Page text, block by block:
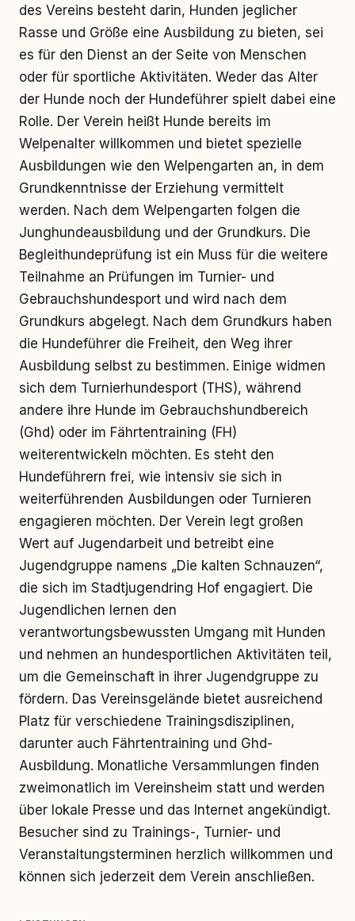
des Vereins besteht darin, Hunden jeglicher
Rasse und Größe eine Ausbildung zu bieten, sei
es für den Dienst an der Seite von Menschen
oder für sportliche Aktivitäten. Weder das Alter
der Hunde noch der Hundeführer spielt dabei eine
Rolle. Der Verein heißt Hunde bereits im
Welpenalter willkommen und bietet spezielle
Ausbildungen wie den Welpengarten an, in dem
Grundkenntnisse der Erziehung vermittelt
werden. Nach dem Welpengarten folgen die
Junghundeausbildung und der Grundkurs. Die
Begleithundeprüfung ist ein Muss für die weitere
Teilnahme an Prüfungen im Turnier- und
Gebrauchshundesport und wird nach dem
Grundkurs abgelegt. Nach dem Grundkurs haben
die Hundeführer die Freiheit, den Weg ihrer
Ausbildung selbst zu bestimmen. Einige widmen
sich dem Turnierhundesport (THS), während
andere ihre Hunde im Gebrauchshundbereich
(Ghd) oder im Fährtentraining (FH)
weiterentwickeln möchten. Es steht den
Hundeführern frei, wie intensiv sie sich in
weiterführenden Ausbildungen oder Turnieren
engagieren möchten. Der Verein legt großen
Wert auf Jugendarbeit und betreibt eine
Jugendgruppe namens „Die kalten Schnauzen“,
die sich im Stadtjugendring Hof engagiert. Die
Jugendlichen lernen den
verantwortungsbewussten Umgang mit Hunden
und nehmen an hundesportlichen Aktivitäten teil,
um die Gemeinschaft in ihrer Jugendgruppe zu
fördern. Das Vereinsgelände bietet ausreichend
Platz für verschiedene Trainingsdisziplinen,
darunter auch Fährtentraining und Ghd-
Ausbildung. Monatliche Versammlungen finden
zweimonatlich im Vereinsheim statt und werden
über lokale Presse und das Internet angekündigt.
Besucher sind zu Trainings-, Turnier- und
Veranstaltungsterminen herzlich willkommen und
können sich jederzeit dem Verein anschließen.